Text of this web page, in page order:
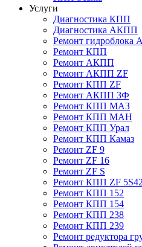
Услуги
Диагностика КПП
Диагностика АКПП
Ремонт
Ремонт КПП
Ремонт АКПП
Ремонт АКПП ZF
Ремонт КПП ZF
Ремонт АКПП ЗФ
Ремонт КПП МАЗ
Ремонт КПП МАН
Ремонт КПП Урал
Ремонт КПП Камаз
Ремонт ZF 9
Ремонт ZF 16
Ремонт ZF S
Ремонт КПП ZF 5S42
Ремонт КПП 152
Ремонт КПП 154
Ремонт КПП 238
Ремонт КПП 239
Ремонт редуктора